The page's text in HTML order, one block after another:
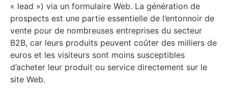
« lead ») via un formulaire Web. La génération de
prospects est une partie essentielle de l’entonnoir de
vente pour de nombreuses entreprises du secteur
B2B, car leurs produits peuvent coûter des milliers de
euros et les visiteurs sont moins susceptibles
d’acheter leur produit ou service directement sur le
site Web.